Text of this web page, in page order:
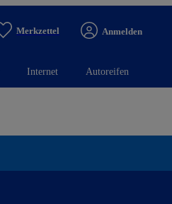
Merkzettel Anmelden
Internet Autoreifen